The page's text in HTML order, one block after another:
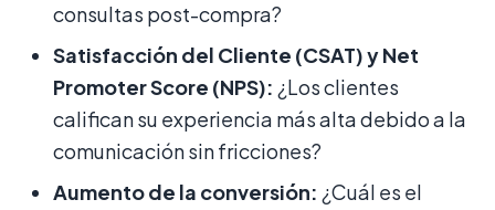
consultas post-compra?
Satisfacción del Cliente (CSAT) y Net
Promoter Score (NPS): ¿Los clientes
califican su experiencia más alta debido a la
comunicación sin fricciones?
Aumento de la conversión: ¿Cuál es el